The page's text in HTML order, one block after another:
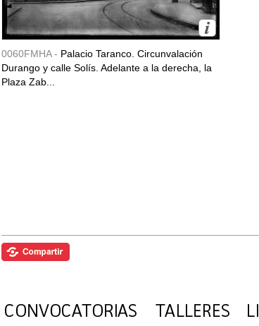
0060FMHA - Palacio Taranco. Circunvalación
Durango y calle Solís. Adelante a la derecha, la
Plaza Zab...